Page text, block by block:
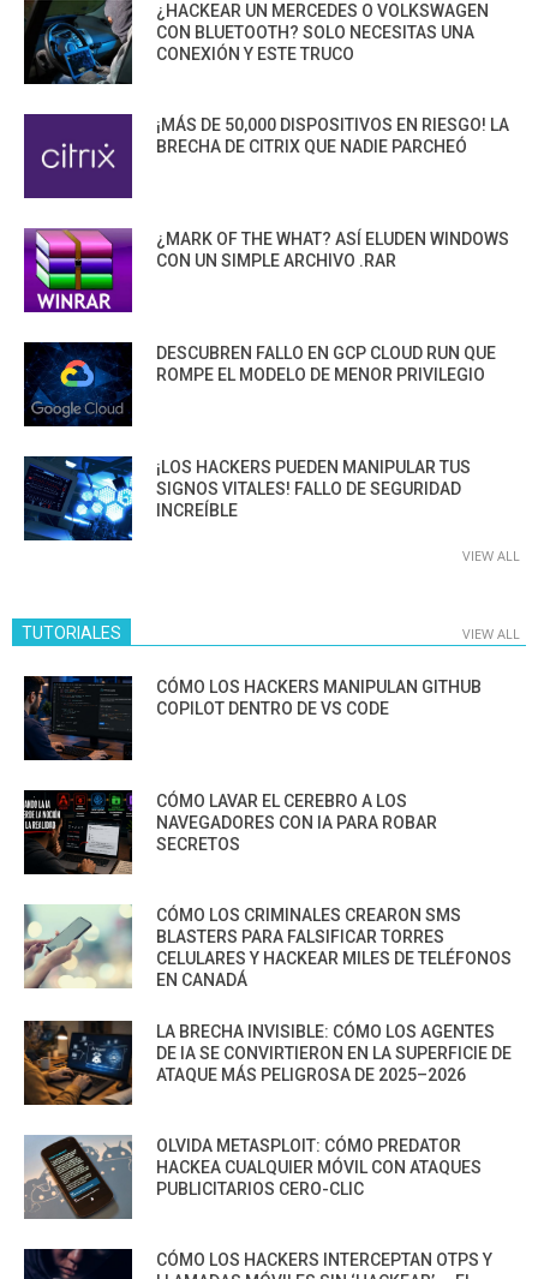
¿HACKEAR UN MERCEDES O VOLKSWAGEN
CON BLUETOOTH? SOLO NECESITAS UNA
CONEXIÓN Y ESTE TRUCO
¡MÁS DE 50,000 DISPOSITIVOS EN RIESGO! LA
BRECHA DE CITRIX QUE NADIE PARCHEÓ
¿MARK OF THE WHAT? ASÍ ELUDEN WINDOWS
CON UN SIMPLE ARCHIVO .RAR
DESCUBREN FALLO EN GCP CLOUD RUN QUE
ROMPE EL MODELO DE MENOR PRIVILEGIO
¡LOS HACKERS PUEDEN MANIPULAR TUS
SIGNOS VITALES! FALLO DE SEGURIDAD
INCREÍBLE
VIEW ALL
TUTORIALES VIEW ALL
CÓMO LOS HACKERS MANIPULAN GITHUB
COPILOT DENTRO DE VS CODE
CÓMO LAVAR EL CEREBRO A LOS
NAVEGADORES CON IA PARA ROBAR
SECRETOS
CÓMO LOS CRIMINALES CREARON SMS
BLASTERS PARA FALSIFICAR TORRES
CELULARES Y HACKEAR MILES DE TELÉFONOS
EN CANADÁ
LA BRECHA INVISIBLE: CÓMO LOS AGENTES
DE IA SE CONVIRTIERON EN LA SUPERFICIE DE
ATAQUE MÁS PELIGROSA DE 2025–2026
OLVIDA METASPLOIT: CÓMO PREDATOR
HACKEA CUALQUIER MÓVIL CON ATAQUES
PUBLICITARIOS CERO-CLIC
CÓMO LOS HACKERS INTERCEPTAN OTPS Y